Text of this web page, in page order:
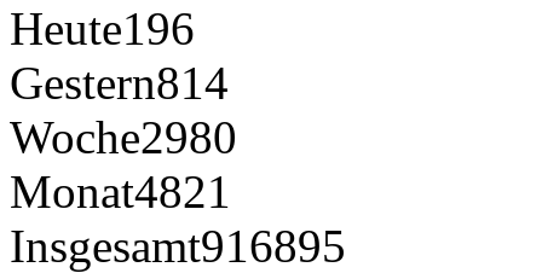
Heute196
Gestern814
Woche2980
Monat4821
Insgesamt916895